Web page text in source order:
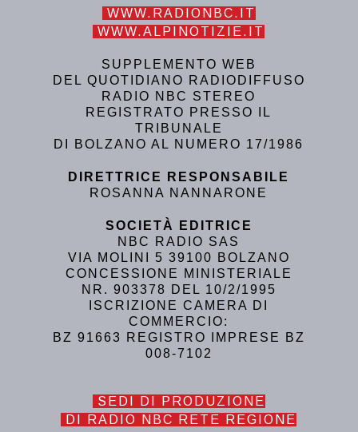
WWW.RADIONBC.IT
WWW.ALPINOTIZIE.IT
SUPPLEMENTO WEB
DEL QUOTIDIANO RADIODIFFUSO
RADIO NBC STEREO
REGISTRATO PRESSO IL
TRIBUNALE
DI BOLZANO AL NUMERO 17/1986
DIRETTRICE RESPONSABILE
ROSANNA NANNARONE
SOCIETÀ EDITRICE
NBC RADIO SAS
VIA MOLINI 5 39100 BOLZANO
CONCESSIONE MINISTERIALE
NR. 903378 DEL 10/2/1995
ISCRIZIONE CAMERA DI
COMMERCIO:
BZ 91663 REGISTRO IMPRESE BZ
008-7102
SEDI DI PRODUZIONE
DI RADIO NBC RETE REGIONE